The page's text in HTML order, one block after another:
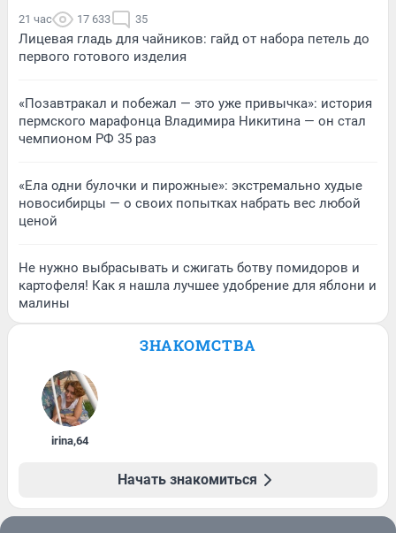
21 час 17 633 35
Лицевая гладь для чайников: гайд от набора петель до
первого готового изделия
«Позавтракал и побежал — это уже привычка»: история
пермского марафонца Владимира Никитина — он стал
чемпионом РФ 35 раз
«Ела одни булочки и пирожные»: экстремально худые
новосибирцы — о своих попытках набрать вес любой
ценой
Не нужно выбрасывать и сжигать ботву помидоров и
картофеля! Как я нашла лучшее удобрение для яблони и
малины
ЗНАКОМСТВА
irina,64
Начать знакомиться